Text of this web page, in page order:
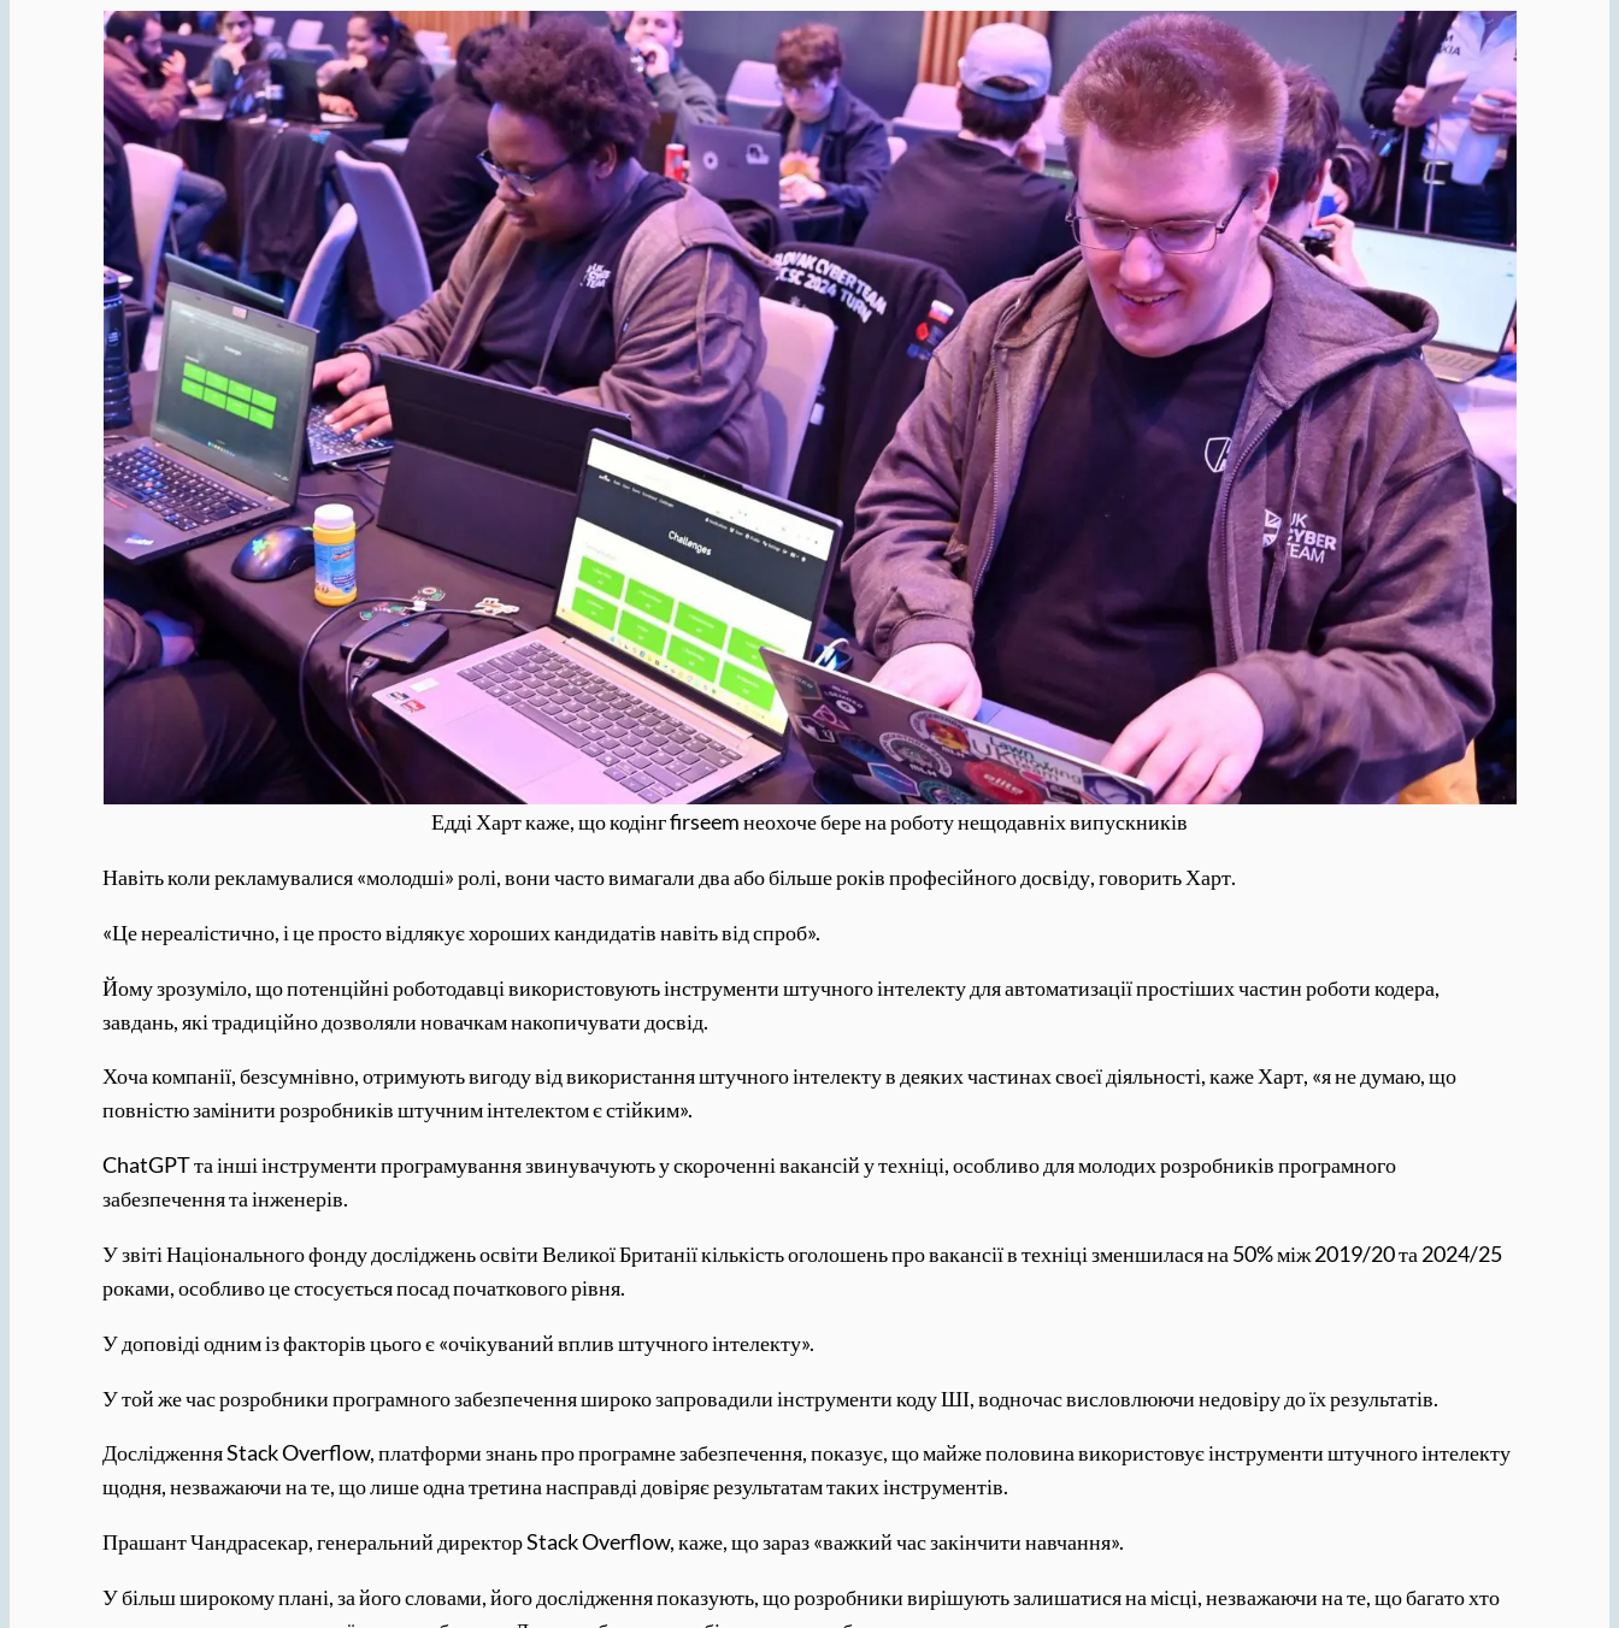
Едді Харт каже, що кодінг firseem неохоче бере на роботу нещодавніх випускників
Навіть коли рекламувалися «молодші» ролі, вони часто вимагали два або більше років професійного досвіду, говорить Харт.
«Це нереалістично, і це просто відлякує хороших кандидатів навіть від спроб».
Йому зрозуміло, що потенційні роботодавці використовують інструменти штучного інтелекту для автоматизації простіших частин роботи кодера,
завдань, які традиційно дозволяли новачкам накопичувати досвід.
Хоча компанії, безсумнівно, отримують вигоду від використання штучного інтелекту в деяких частинах своєї діяльності, каже Харт, «я не думаю, що
повністю замінити розробників штучним інтелектом є стійким».
ChatGPT та інші інструменти програмування звинувачують у скороченні вакансій у техніці, особливо для молодих розробників програмного
забезпечення та інженерів.
У звіті Національного фонду досліджень освіти Великої Британії кількість оголошень про вакансії в техніці зменшилася на 50% між 2019/20 та 2024/25
роками, особливо це стосується посад початкового рівня.
У доповіді одним із факторів цього є «очікуваний вплив штучного інтелекту».
У той же час розробники програмного забезпечення широко запровадили інструменти коду ШІ, водночас висловлюючи недовіру до їх результатів.
Дослідження Stack Overflow, платформи знань про програмне забезпечення, показує, що майже половина використовує інструменти штучного інтелекту
щодня, незважаючи на те, що лише одна третина насправді довіряє результатам таких інструментів.
Прашант Чандрасекар, генеральний директор Stack Overflow, каже, що зараз «важкий час закінчити навчання».
У більш широкому плані, за його словами, його дослідження показують, що розробники вирішують залишатися на місці, незважаючи на те, що багато хто